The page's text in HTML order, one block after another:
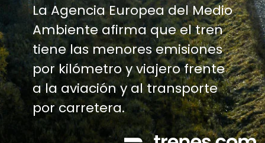
La Agencia Europea del Medio
Ambiente afirma que el tren
tiene las menores emisiones
por kilómetro y viajero frente
a la aviación y al transporte
por carretera.